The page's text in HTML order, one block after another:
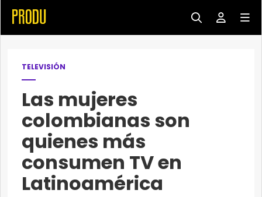
TELEVISIÓN
Las mujeres
colombianas son
quienes más
consumen TV en
Latinoamérica